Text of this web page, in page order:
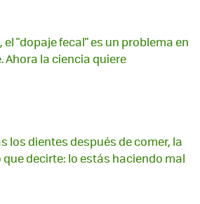
el "dopaje fecal" es un problema en
Ahora la ciencia quiere
los dientes después de comer, la
decirte: lo estás haciendo mal